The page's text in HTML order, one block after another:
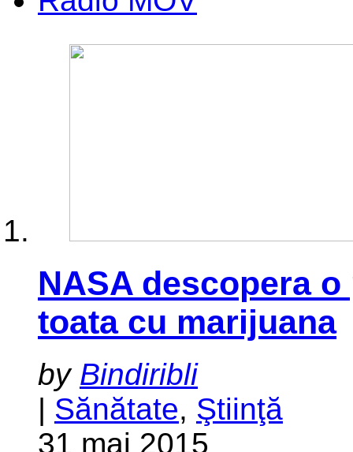
NASA descopera
toata cu marijuana
by Bindiribli
| Sănătate, Ştiinţă
31 mai 2015